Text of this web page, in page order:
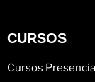
CURSOS
Cursos